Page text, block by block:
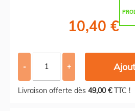
10,40 €
- +
Livraison offerte dès 49,00 €TTC !